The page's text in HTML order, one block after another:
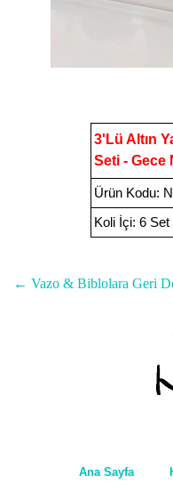
3'Lü Altın
Seti - Gece
Ürün Kodu:
Koli İçi: 6 Set
← Vazo & Biblolara Geri
Ana Sayfa